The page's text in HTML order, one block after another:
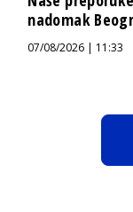
nadomak
07/08/2026 | 11:33